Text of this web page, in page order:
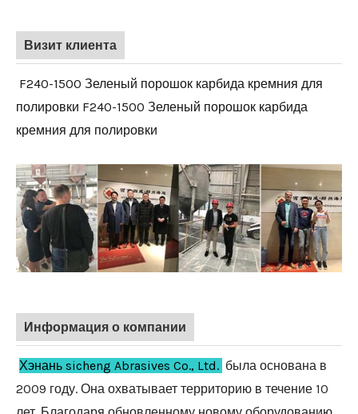
Визит клиента
F240-1500 Зеленый порошок карбида кремния для
полировки F240-1500 Зеленый порошок карбида
кремния для полировки
Информация о компании
Хэнань sicheng Abrasives Co., Ltd. была основана в
2009 году. Она охватывает территорию в течение 10